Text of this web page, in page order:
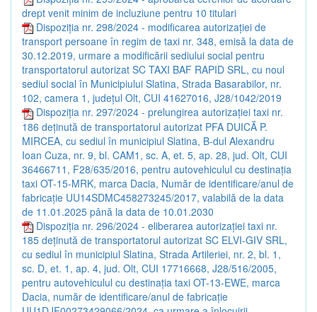
drept venit minim de incluziune pentru 10 titulari
Dispoziția nr. 298/2024 - modificarea autorizației de
transport persoane în regim de taxi nr. 348, emisă la data de
30.12.2019, urmare a modificării sediului social pentru
transportatorul autorizat SC TAXI BAF RAPID SRL, cu noul
sediul social în Municipiului Slatina, Strada Basarabilor, nr.
102, camera 1, județul Olt, CUI 41627016, J28/1042/2019
Dispoziția nr. 297/2024 - prelungirea autorizației taxi nr.
186 deținută de transportatorul autorizat PFA DUICĂ P.
MIRCEA, cu sediul în municipiul Slatina, B-dul Alexandru
Ioan Cuza, nr. 9, bl. CAM1, sc. A, et. 5, ap. 28, jud. Olt, CUI
36466711, F28/635/2016, pentru autovehiculul cu destinația
taxi OT-15-MRK, marca Dacia, Număr de identificare/anul de
fabricație UU14SDMC458273245/2017, valabilă de la data
de 11.01.2025 până la data de 10.01.2030
Dispoziția nr. 296/2024 - eliberarea autorizației taxi nr.
185 deținută de transportatorul autorizat SC ELVI-GIV SRL,
cu sediul în municipiul Slatina, Strada Artileriei, nr. 2, bl. 1,
sc. D, et. 1, ap. 4, jud. Olt, CUI 17716668, J28/516/2005,
pentru autovehiculul cu destinația taxi OT-13-EWE, marca
Dacia, număr de identificare/anul de fabricație